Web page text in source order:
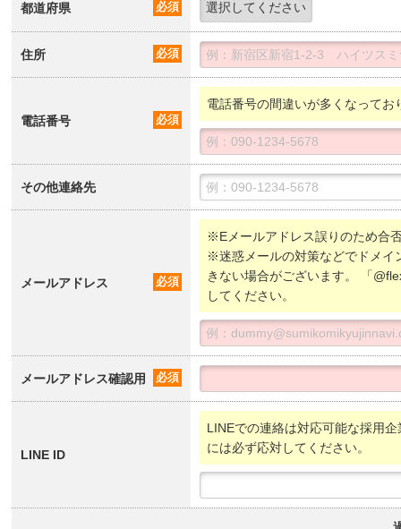
都道府県 必須
住所 必須
電話番号 必須
電話番号の間違いが多くなって
その他連絡先
メールアドレス 必須
※Eメールアドレス誤りのため合
※迷惑メールの対策などでドメイ
きない場合がございます。 「
してください。
メールアドレス確認用 必須
LINE ID
LINEでの連絡は対応可能な採用
には必ず応対してください。